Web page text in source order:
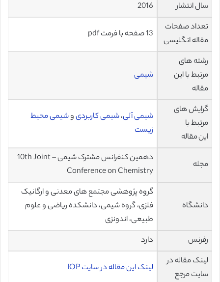
سال انتشار
2016
تعداد صفحات
مقاله انگلیسی
13 صفحه با فرمت pdf
رشته های
مرتبط با این
مقاله
شیمی
گرایش های
مرتبط با
این مقاله
شیمی آلی،شیمی کاربردیوشیمی محیط
زیست
مجله
دهمین کنفرانس مشترک شیمی – 10th Joint
Conference on Chemistry
دانشگاه
گروه پژوهشی مجتمع های معدنی و ارگانیک
فلزی، گروه شیمی، دانشکده ریاضی و علوم
طبیعی، اندونزی
رفرنس
دارد
لینک مقاله در
سایت مرجع
لینک این مقاله در سایت IOP